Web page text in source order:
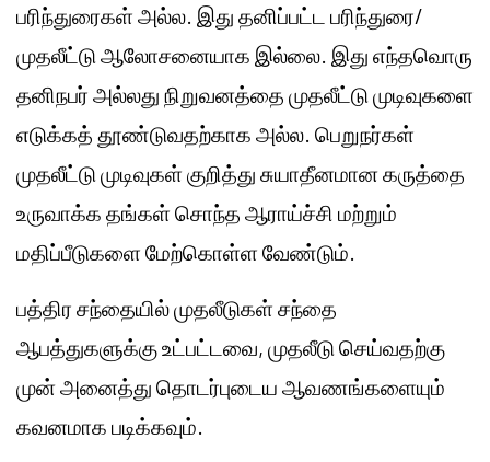
பரிந்துரைகள் அல்ல. இது தனிப்பட்ட பரிந்துரை/
முதலீட்டு ஆலோசனையாக இல்லை. இது எந்தவொரு
தனிநபர் அல்லது நிறுவனத்தை முதலீட்டு முடிவுகளை
எடுக்கத் தூண்டுவதற்காக அல்ல. பெறுநர்கள்
முதலீட்டு முடிவுகள் குறித்து சுயாதீனமான கருத்தை
உருவாக்க தங்கள் சொந்த ஆராய்ச்சி மற்றும்
மதிப்பீடுகளை மேற்கொள்ள வேண்டும்.
பத்திர சந்தையில் முதலீடுகள் சந்தை
ஆபத்துகளுக்கு உட்பட்டவை, முதலீடு செய்வதற்கு
முன் அனைத்து தொடர்புடைய ஆவணங்களையும்
கவனமாக படிக்கவும்.